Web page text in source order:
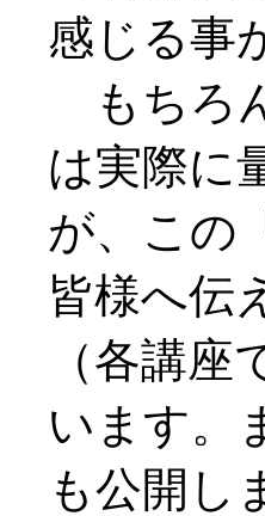
感じる事
もちろ
は実際に
が、この
皆様へ伝
（各講
います。
も公開し